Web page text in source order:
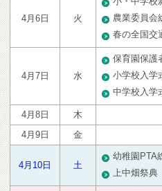
4月6日 火
農業委員会
春の全国交
4月7日 水
保育園保護
小学校入学
中学校入学
4月8日
木
4月9日
金
4月10日 土
幼稚園PTA
上中畑祭典